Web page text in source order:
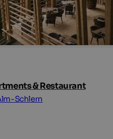
& Restaurant
Schlern